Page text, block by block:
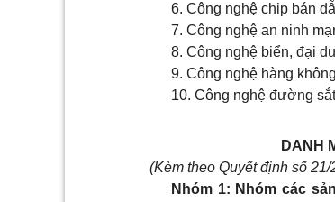
6. Công nghệ chip bán
7. Công nghệ an ninh
8. Công nghệ biển, đại
9. Công nghệ hàng
10. Công nghệ đường
DANH
(Kèm theo Quyết định số
Nhóm 1: Nhóm các